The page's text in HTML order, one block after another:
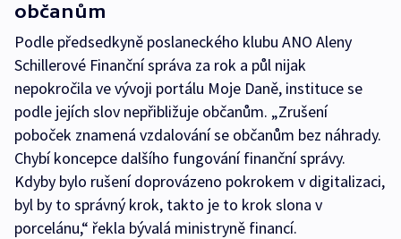
občanům
Podle předsedkyně poslaneckého klubu ANO Aleny
Schillerové Finanční správa za rok a půl nijak
nepokročila ve vývoji portálu Moje Daně, instituce se
podle jejích slov nepřibližuje občanům. „Zrušení
poboček znamená vzdalování se občanům bez náhrady.
Chybí koncepce dalšího fungování finanční správy.
Kdyby bylo rušení doprovázeno pokrokem v digitalizaci,
byl by to správný krok, takto je to krok slona v
porcelánu,“ řekla bývalá ministryně financí.